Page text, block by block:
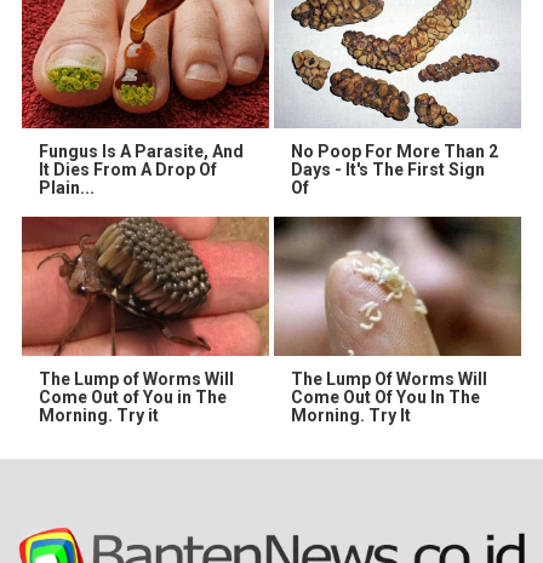
Fungus Is A Parasite, And
It Dies From A Drop Of
Plain...
No Poop For More Than 2
Days - It's The First Sign
Of
The Lump of Worms Will
Come Out of You in The
Morning. Try it
The Lump Of Worms Will
Come Out Of You In The
Morning. Try It